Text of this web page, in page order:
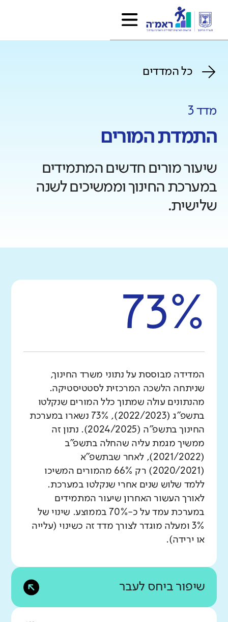
כל המדדים
מדד 3
התמדת המורים
שיעור מורים חדשים המתמידים
במערכת החינוך וממשיכים לשנה
שלישית.
73%
המדידה מבוססת על נתוני משרד החינוך,
שניתחה הלשכה המרכזית לסטטיסטיקה.
מהנתונים עולה שמתוך כלל המורים שנקלטו
בתשפ"ג (2022/2023), 73% נשארו במערכת
החינוך בתשפ"ה (2024/2025). נתון זה
ממשיך מגמת עליה שהחלה בתשפ"ב
(2021/2022), לאחר שבתשפ"א
(2020/2021) רק 66% מהמורים המשיכו
ללמד שלוש שנים אחרי שנקלטו במערכת.
לאורך העשור האחרון שיעור המתמידים
במערכת עמד על כ-70% בממוצע. שינוי של
3% ומעלה מוגדר לצורך מדד זה כשינוי (עלייה
או ירידה).
שיפור ביחס לעבר